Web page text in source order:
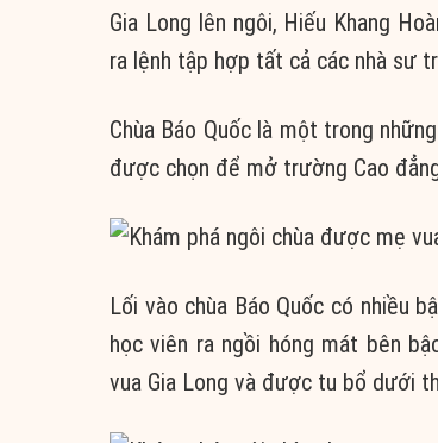
Gia Long lên ngôi, Hiếu Khang
ra lệnh tập hợp tất cả các nhà sư
Chùa Báo Quốc là một trong
được chọn để mở trường Cao
Lối vào chùa Báo Quốc có nhiều
học viên ra ngồi hóng mát bên
vua Gia Long và được tu bổ dưới